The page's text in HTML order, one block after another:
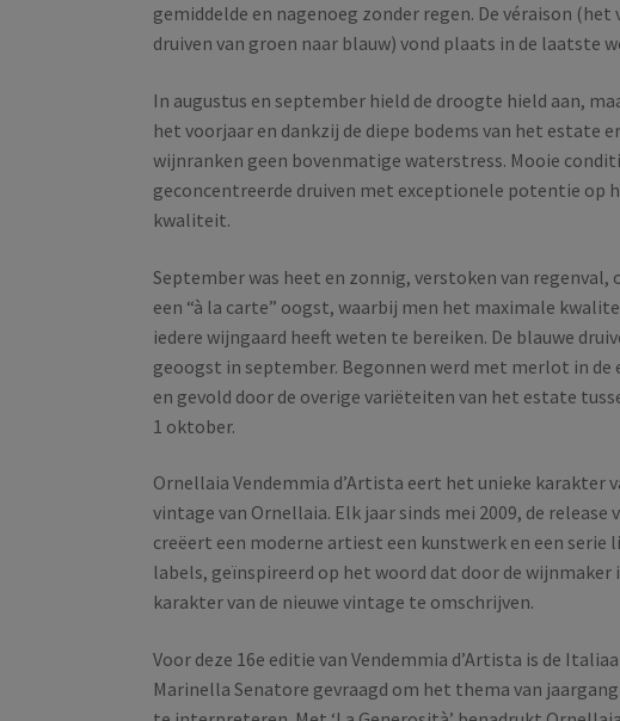
gemiddelde en nagenoeg zonder regen. De véraison (het
druiven van groen naar blauw) vond plaats in de laatste
In augustus en september hield de droogte hield aan,
het voorjaar en dankzij de diepe bodems van het estate
wijnranken geen bovenmatige waterstress. Mooie
geconcentreerde druiven met exceptionele potentie op
kwaliteit.
September was heet en zonnig, verstoken van
een “à la carte” oogst, waarbij men het maximale
iedere wijngaard heeft weten te bereiken. De blauwe
geoogst in september. Begonnen werd met merlot in de
en gevold door de overige variëteiten van het estate
1 oktober.
Ornellaia Vendemmia d’Artista eert het unieke karakter
vintage van Ornellaia. Elk jaar sinds mei 2009, de release
creëert een moderne artiest een kunstwerk en een serie
labels, geïnspireerd op het woord dat door de wijnmaker
karakter van de nieuwe vintage te omschrijven.
Voor deze 16e editie van Vendemmia d’Artista is de
Marinella Senatore gevraagd om het thema van